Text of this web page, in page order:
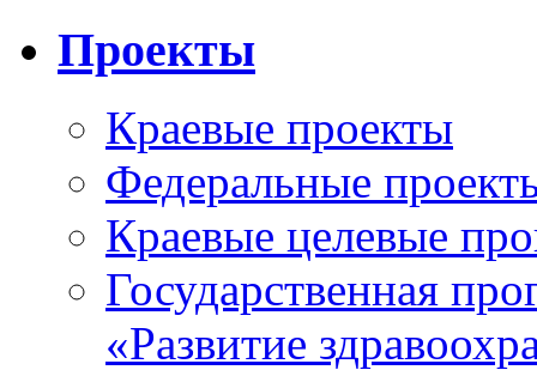
Проекты
Краевые проекты
Федеральные
Краевые целевые
Государственная
«Развитие